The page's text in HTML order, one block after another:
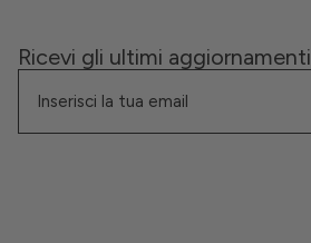
Ricevi gli ultimi aggiornamenti